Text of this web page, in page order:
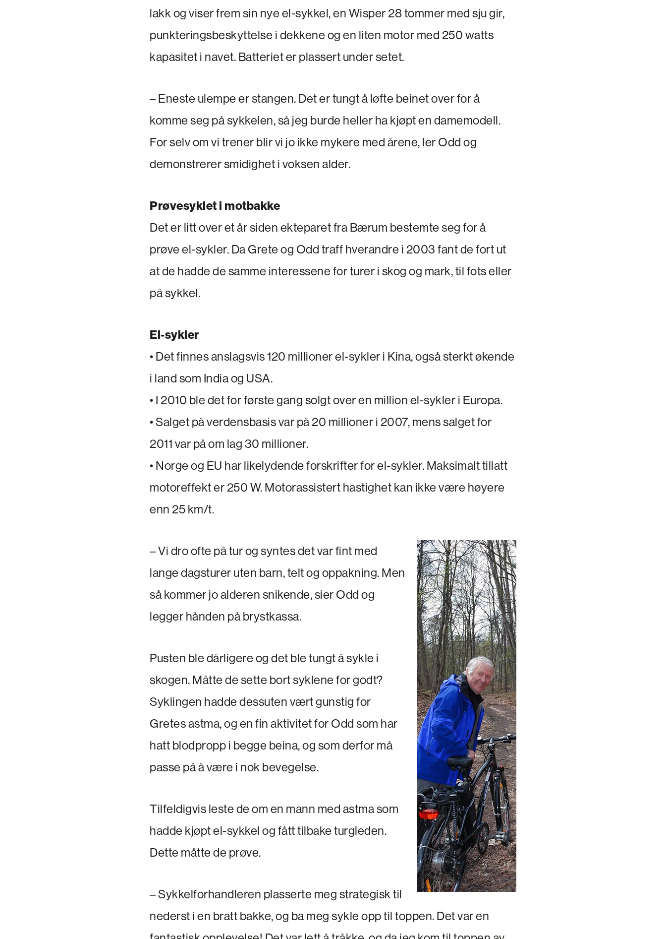
lakk og viser frem sin nye el-sykkel, en Wisper 28 tommer med sju gir,
punkteringsbeskyttelse i dekkene og en liten motor med 250 watts
kapasitet i navet. Batteriet er plassert under setet.
– Eneste ulempe er stangen. Det er tungt å løfte beinet over for å
komme seg på sykkelen, så jeg burde heller ha kjøpt en damemodell.
For selv om vi trener blir vi jo ikke mykere med årene, ler Odd og
demonstrerer smidighet i voksen alder.
Prøvesyklet i motbakke
Det er litt over et år siden ekteparet fra Bærum bestemte seg for å
prøve el-sykler. Da Grete og Odd traff hverandre i 2003 fant de fort ut
at de hadde de samme interessene for turer i skog og mark, til fots eller
på sykkel.
El-sykler
• Det finnes anslagsvis 120 millioner el-sykler i Kina, også sterkt økende
i land som India og USA.
• I 2010 ble det for første gang solgt over en million el-sykler i Europa.
• Salget på verdens­basis var på 20 millioner i 2007, mens salget for
2011 var på om lag 30 millioner.
• Norge og EU har likelydende forskrifter for el-sykler. Maksimalt tillatt
motoreffekt er 250 W. Motorassistert hastighet kan ikke være høyere
enn 25 km/t.
– Vi dro ofte på tur og syntes det var fint med
lange dagsturer uten barn, telt og oppakning. Men
så kommer jo alderen snikende, sier Odd og
legger hånden på brystkassa.
Pusten ble dårligere og det ble tungt å sykle i
skogen. Måtte de sette bort syklene for godt?
Syklingen hadde dessuten vært gunstig for
Gretes astma, og en fin aktivitet for Odd som har
hatt blodpropp i begge beina, og som derfor må
passe på å være i nok bevegelse.
Tilfeldigvis leste de om en mann med astma som
hadde kjøpt el-sykkel og fått tilbake turgleden.
Dette måtte de prøve.
– Sykkelforhandleren plasserte meg strategisk til
nederst i en bratt bakke, og ba meg sykle opp til toppen. Det var en